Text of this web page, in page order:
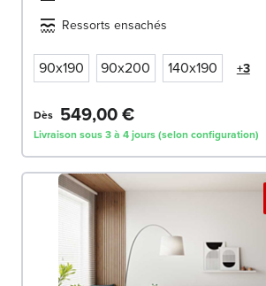
Ressorts ensachés
90x190 90x200 140x190 +3
Dès 549,00 €
Livraison sous 3 à 4 jours (selon configuration)